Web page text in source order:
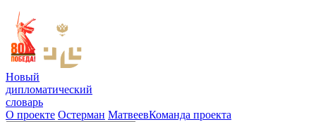
Новый
дипломатический
словарь
О проекте Остерман МатвеевКоманда проекта